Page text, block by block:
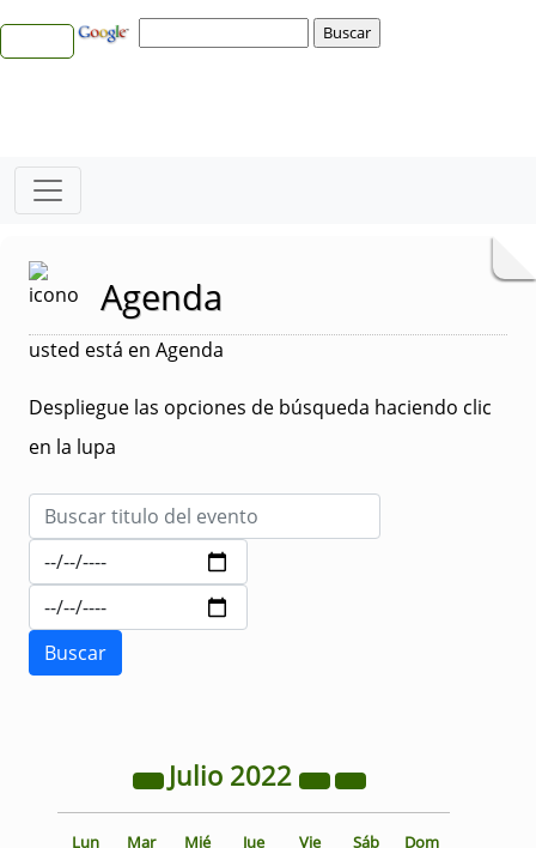
Agenda
usted está en Agenda
Despliegue las opciones de búsqueda haciendo clic
en la lupa
Julio 2022
Lun Mar Mié Jue Vie Sáb Dom